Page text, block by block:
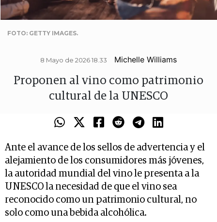
FOTO: GETTY IMAGES.
8 Mayo de 2026 18.33 Michelle Williams
Proponen al vino como patrimonio
cultural de la UNESCO
Ante el avance de los sellos de advertencia y el
alejamiento de los consumidores más jóvenes,
la autoridad mundial del vino le presenta a la
UNESCO la necesidad de que el vino sea
reconocido como un patrimonio cultural, no
solo como una bebida alcohólica.